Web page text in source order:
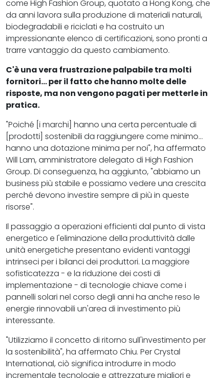
come High Fashion Group, quotato a Hong Kong, che
da anni lavora sulla produzione di materiali naturali,
biodegradabili e riciclati e ha costruito un
impressionante elenco di certificazioni, sono pronti a
trarre vantaggio da questo cambiamento.
C'è una vera frustrazione palpabile tra molti
fornitori... per il fatto che hanno molte delle
risposte, ma non vengono pagati per metterle in
pratica.
"Poiché [i marchi] hanno una certa percentuale di
[prodotti] sostenibili da raggiungere come minimo...
hanno una dotazione minima per noi", ha affermato
Will Lam, amministratore delegato di High Fashion
Group. Di conseguenza, ha aggiunto, "abbiamo un
business più stabile e possiamo vedere una crescita
perché devono investire sempre di più in queste
risorse".
Il passaggio a operazioni efficienti dal punto di vista
energetico e l'eliminazione della produttività dalle
unità energetiche presentano evidenti vantaggi
intrinseci per i bilanci dei produttori. La maggiore
sofisticatezza - e la riduzione dei costi di
implementazione - di tecnologie chiave come i
pannelli solari nel corso degli anni ha anche reso le
energie rinnovabili un'area di investimento più
interessante.
"Utilizziamo il concetto di ritorno sull'investimento per
la sostenibilità", ha affermato Chiu. Per Crystal
International, ciò significa introdurre in modo
incrementale tecnologie e attrezzature migliori e